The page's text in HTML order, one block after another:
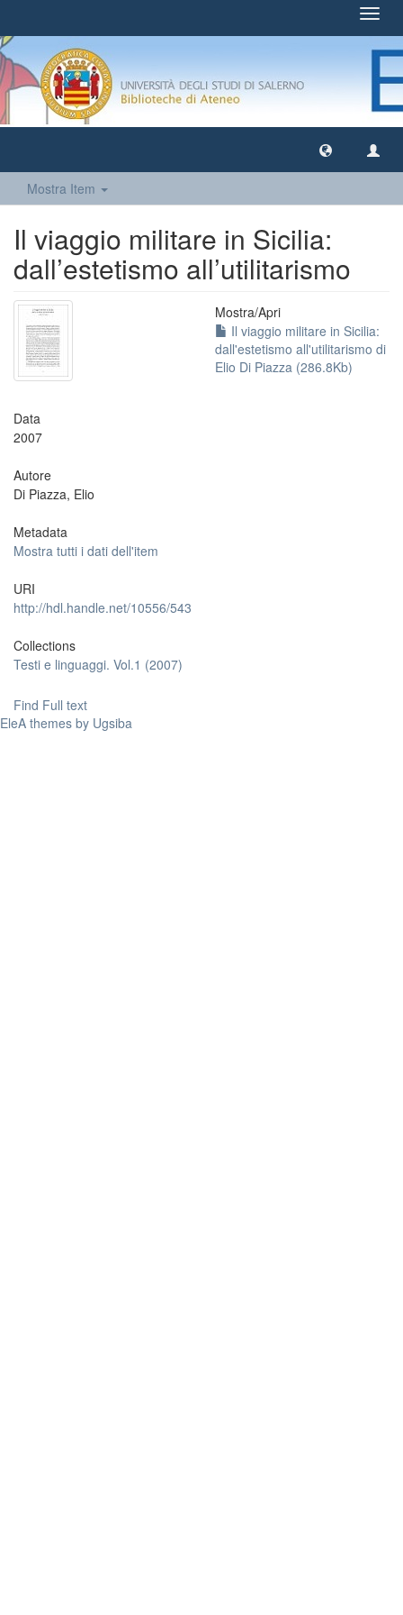
Mostra Item
Il viaggio militare in Sicilia:
dall’estetismo all’utilitarismo
Mostra/Apri
Il viaggio militare in Sicilia:
dall'estetismo all'utilitarismo di
Elio Di Piazza (286.8Kb)
Data
2007
Autore
Di Piazza, Elio
Metadata
Mostra tutti i dati dell'item
URI
http://hdl.handle.net/10556/543
Collections
Testi e linguaggi. Vol.1 (2007)
Find Full text
EleA themes by Ugsiba